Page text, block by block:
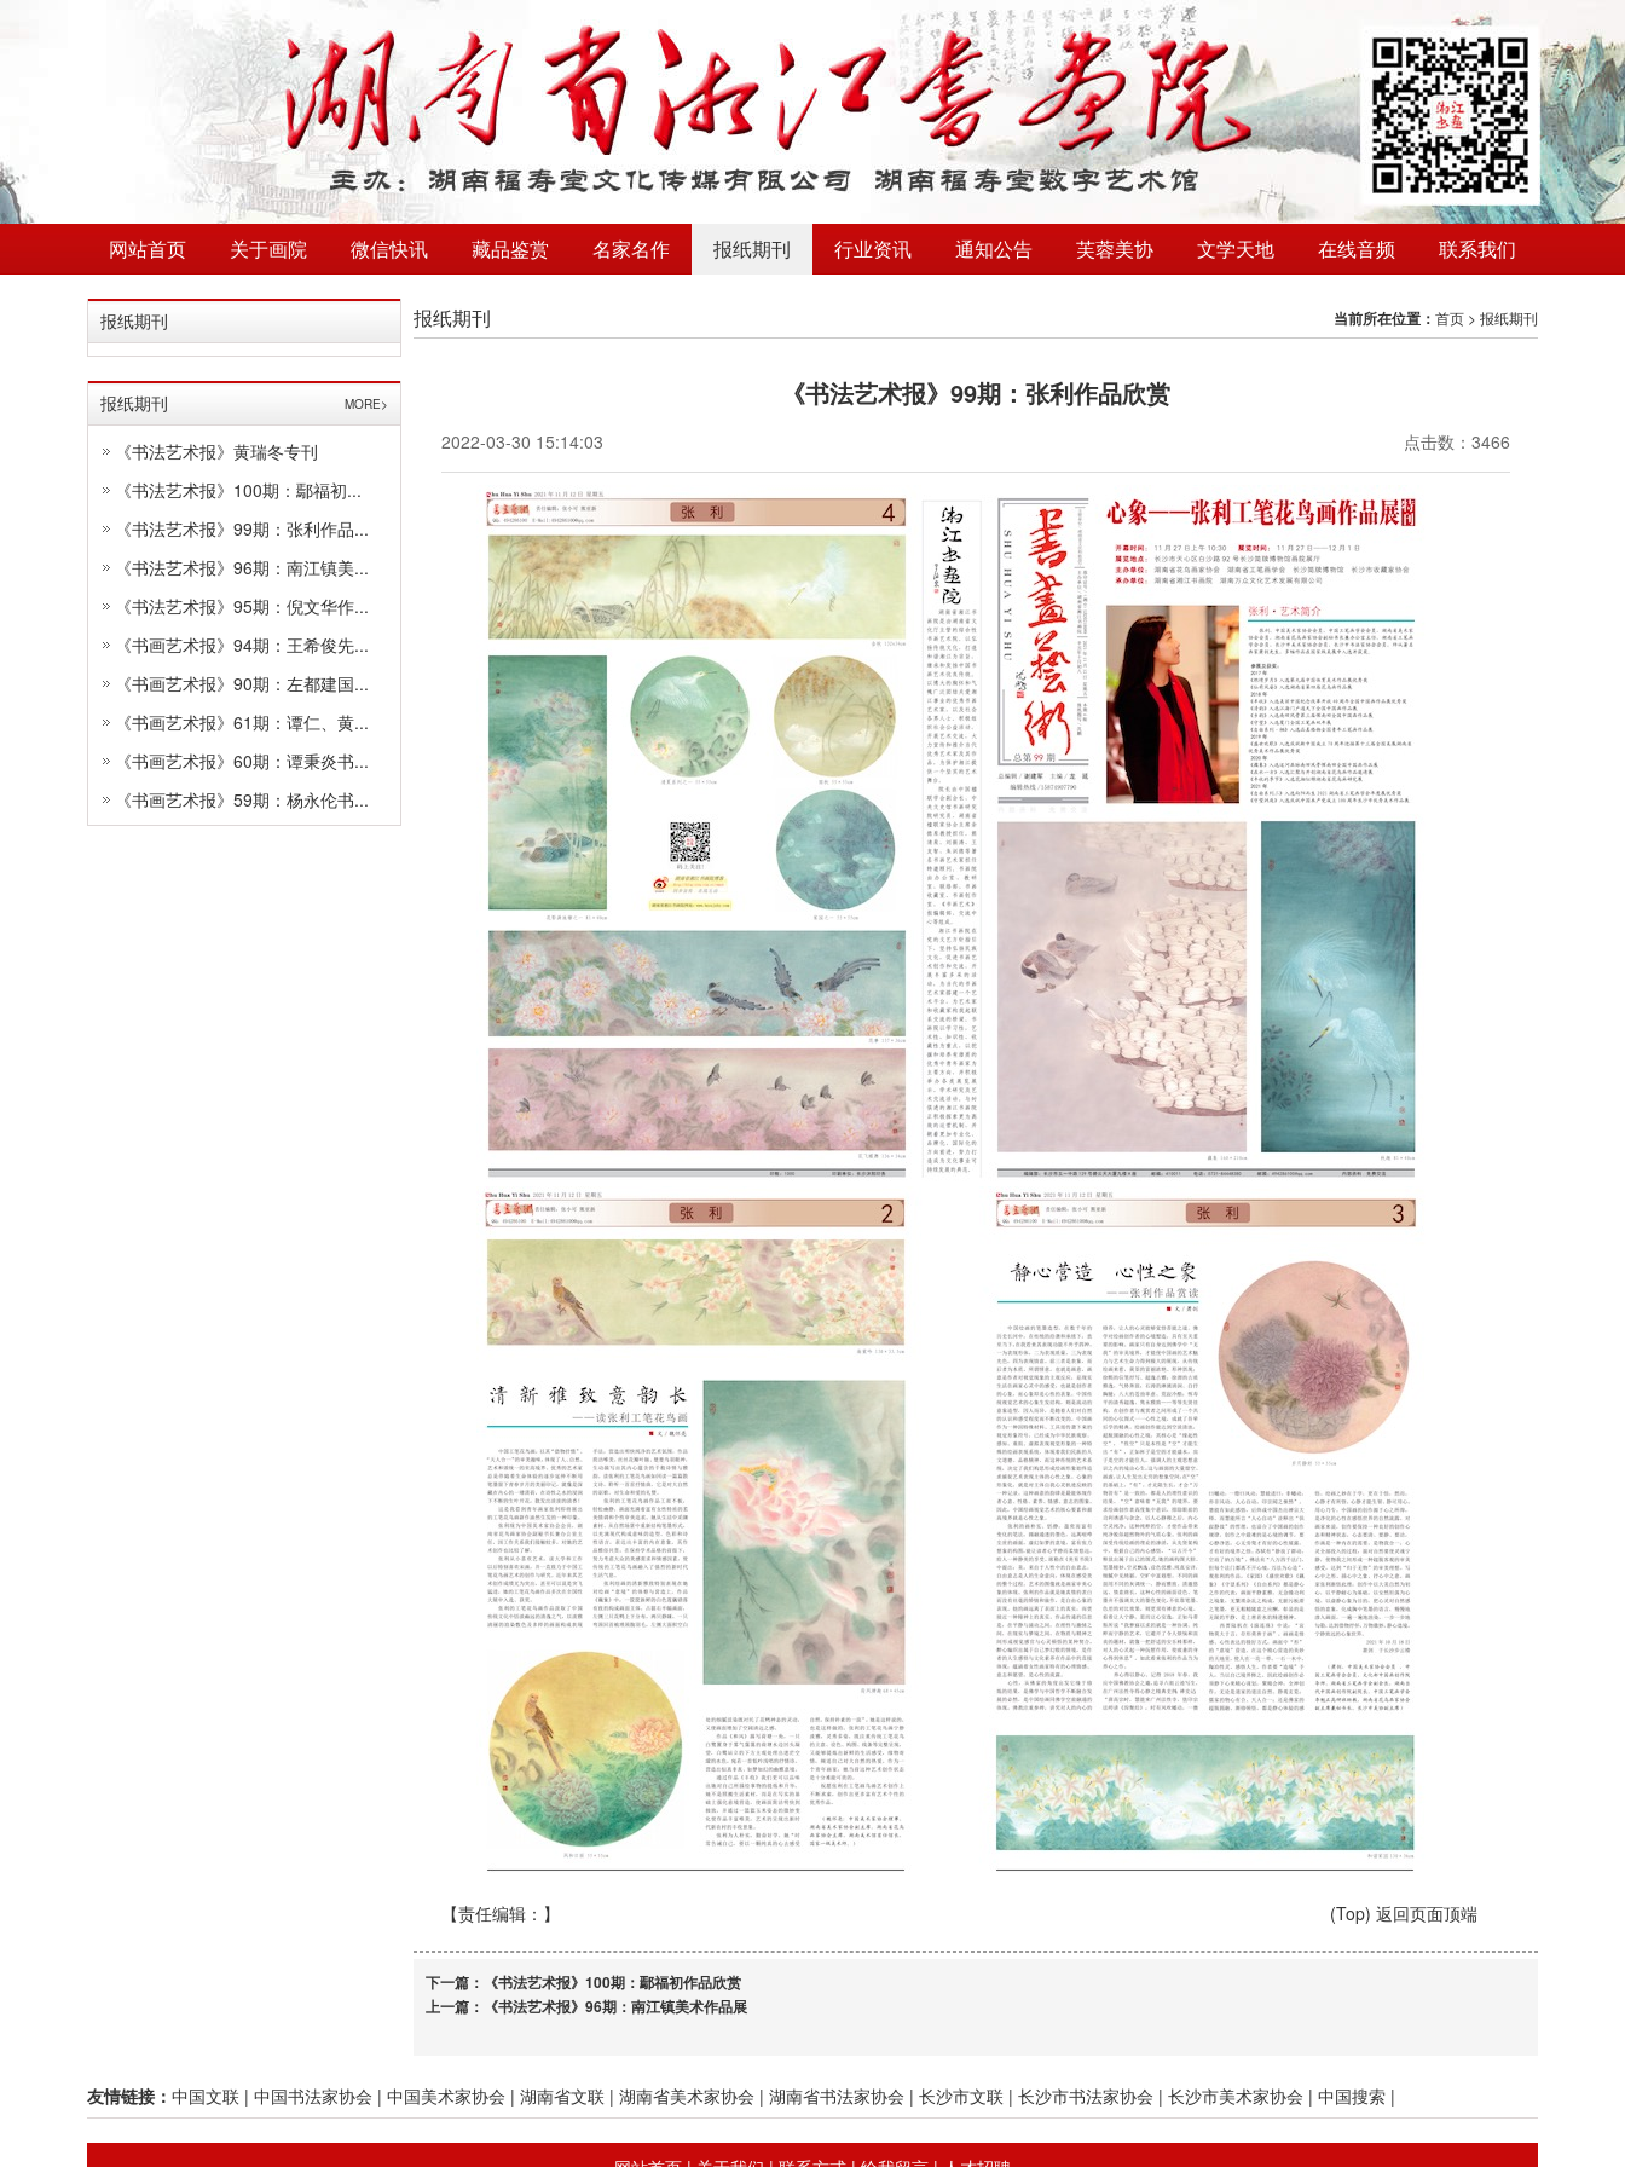
网站首页 关于画院 微信快讯 藏品鉴赏 名家名作 报纸期刊 行业资讯 通知公告 芙蓉美协 文学天地 在线音频 联系我们
报纸期刊
报纸期刊 MORE>
《书法艺术报》黄瑞冬专刊
《书法艺术报》100期：鄢福初...
《书法艺术报》99期：张利作品...
《书法艺术报》96期：南江镇美...
《书法艺术报》95期：倪文华作...
《书画艺术报》94期：王希俊先...
《书画艺术报》90期：左都建国...
《书画艺术报》61期：谭仁、黄...
《书画艺术报》60期：谭秉炎书...
《书画艺术报》59期：杨永伦书...
报纸期刊 当前所在位置： 首页 > 报纸期刊
《书法艺术报》99期：张利作品欣赏
点击数：3466
2022-03-30 15:14:03
【责任编辑： 】 (Top) 返回页面顶端
下一篇：
《书法艺术报》100期：鄢福初作品欣赏
上一篇：
《书法艺术报》96期：南江镇美术作品展
友情链接： 中国文联 | 中国书法家协会 | 中国美术家协会 | 湖南省文联 | 湖南省美术家协会 | 湖南省书法家协会 | 长沙市文联 | 长沙市书法家协会 | 长沙市美术家协会 | 中国搜索 |